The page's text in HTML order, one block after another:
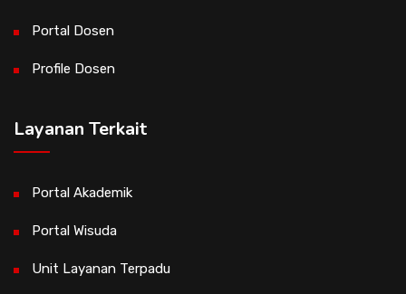
Portal Dosen
Profile Dosen
Layanan Terkait
Portal Akademik
Portal Wisuda
Unit Layanan Terpadu